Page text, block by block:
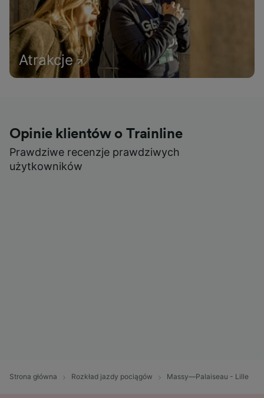
Atrakcje
Opinie klientów o Trainline
Prawdziwe recenzje prawdziwych
użytkowników
Strona główna Rozkład jazdy pociągów Massy—Palaiseau - Lille